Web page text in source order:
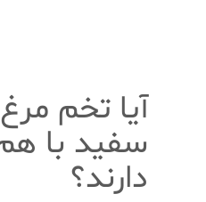
آیا تخم
سفید با
دارند؟